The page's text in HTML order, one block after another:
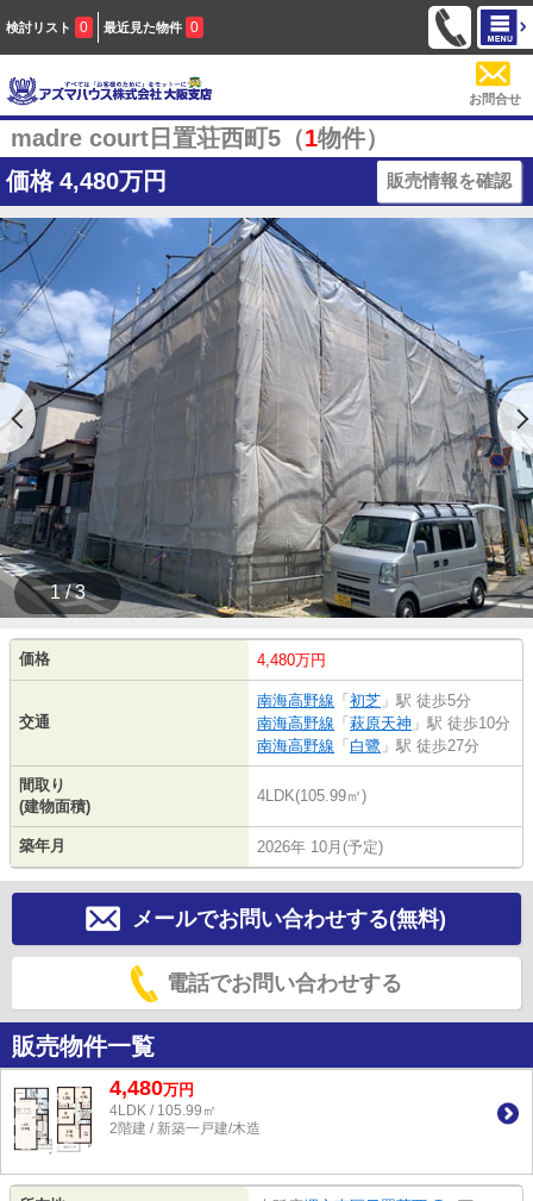
検討リスト 0 最近見た物件 0
お問合せ
madre court日置荘西町5（1物件）
価格 4,480万円 販売情報を確認
1 / 3
価格 4,480万円
交通
南海高野線 「 初芝 」駅 徒歩5分
南海高野線 「 萩原天神 」駅 徒歩10分
南海高野線 「 白鷺 」駅 徒歩27分
間取り
(建物面積)
4LDK(105.99㎡)
築年月 2026年 10月(予定)
メールでお問い合わせする(無料)
電話でお問い合わせする
販売物件一覧
4,480万円
4LDK / 105.99㎡
2階建 / 新築一戸建/木造